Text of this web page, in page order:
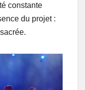
constante
du projet :